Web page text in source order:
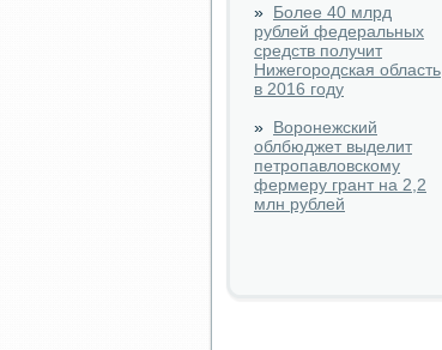
» Более 40 млрд
рублей федеральных
средств получит
Нижегородская область
в 2016 году
» Воронежский
облбюджет выделит
петропавловскому
фермеру грант на 2,2
млн рублей